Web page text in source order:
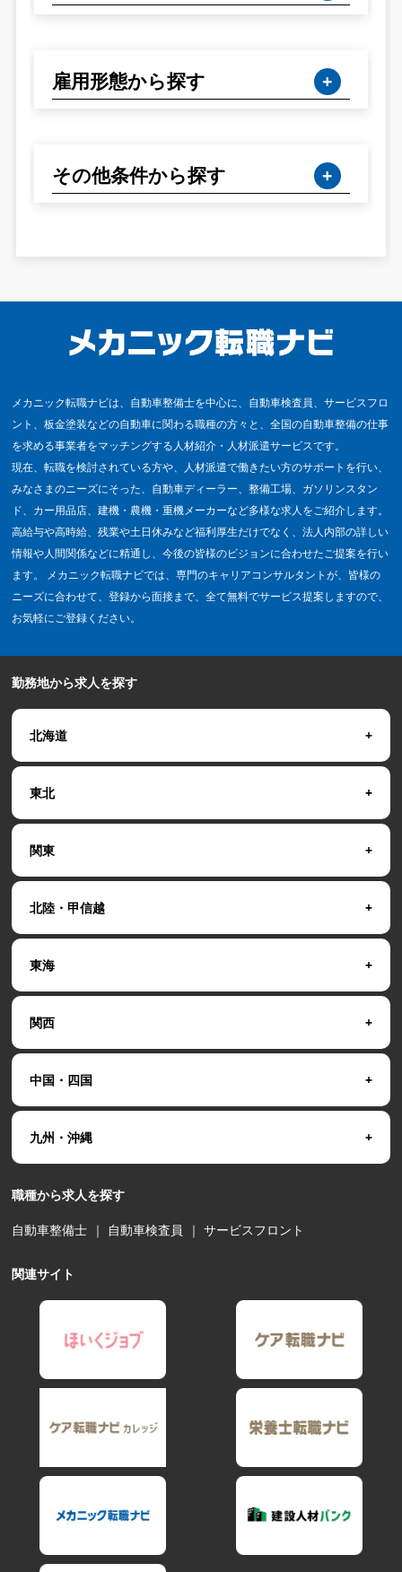
雇用形態から探す
その他条件から探す
メカニック転職ナビは、自動車整備士を中心に、自動車検査員、サービスフロ
ント、板金塗装などの自動車に関わる職種の方々と、全国の自動車整備の仕事
を求める事業者をマッチングする人材紹介・人材派遣サービスです。
現在、転職を検討されている方や、人材派遣で働きたい方のサポートを行い、
みなさまのニーズにそった、自動車ディーラー、整備工場、ガソリンスタン
ド、カー用品店、建機・農機・重機メーカーなど多様な求人をご紹介します。
高給与や高時給、残業や土日休みなど福利厚生だけでなく、法人内部の詳しい
情報や人間関係などに精通し、今後の皆様のビジョンに合わせたご提案を行い
ます。 メカニック転職ナビでは、専門のキャリアコンサルタントが、皆様の
ニーズに合わせて、登録から面接まで、全て無料でサービス提案しますので、
お気軽にご登録ください。
勤務地から求人を探す
北海道
東北
関東
北陸・甲信越
東海
関西
中国・四国
九州・沖縄
職種から求人を探す
自動車整備士 ｜ 自動車検査員 ｜サービスフロント
関連サイト